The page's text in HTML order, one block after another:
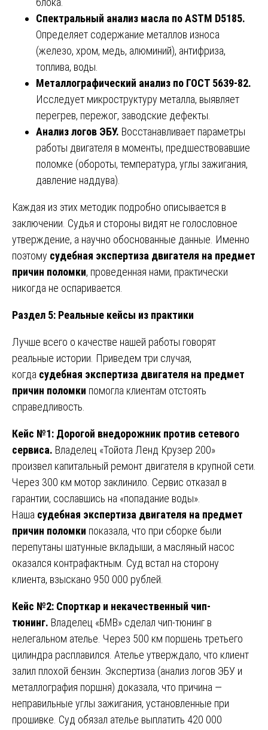
Спектральный анализ масла по ASTM D5185.
Определяет содержание металлов износа
(железо, хром, медь, алюминий), антифриза,
топлива, воды.
Металлографический анализ по ГОСТ 5639-82.
Исследует микроструктуру металла, выявляет
перегрев, пережог, заводские дефекты.
Анализ логов ЭБУ. Восстанавливает параметры
работы двигателя в моменты, предшествовавшие
поломке (обороты, температура, углы зажигания,
давление наддува).
Каждая из этих методик подробно описывается в
заключении. Судья и стороны видят не голословное
утверждение, а научно обоснованные данные. Именно
поэтому судебная экспертиза двигателя на предмет
причин поломки, проведенная нами, практически
никогда не оспаривается.
Раздел 5: Реальные кейсы из практики
Лучше всего о качестве нашей работы говорят
реальные истории. Приведем три случая,
когда судебная экспертиза двигателя на предмет
причин поломки помогла клиентам отстоять
справедливость.
Кейс №1: Дорогой внедорожник против сетевого
сервиса. Владелец «Тойота Ленд Крузер 200»
произвел капитальный ремонт двигателя в крупной сети.
Через 300 км мотор заклинило. Сервис отказал в
гарантии, сославшись на «попадание воды».
Наша судебная экспертиза двигателя на предмет
причин поломки показала, что при сборке были
перепутаны шатунные вкладыши, а масляный насос
оказался контрафактным. Суд встал на сторону
клиента, взыскано 950 000 рублей.
Кейс №2: Спорткар и некачественный чип-
тюнинг. Владелец «БМВ» сделал чип-тюнинг в
нелегальном ателье. Через 500 км поршень третьего
цилиндра расплавился. Ателье утверждало, что клиент
залил плохой бензин. Экспертиза (анализ логов ЭБУ и
металлография поршня) доказала, что причина —
неправильные углы зажигания, установленные при
прошивке. Суд обязал ателье выплатить 420 000